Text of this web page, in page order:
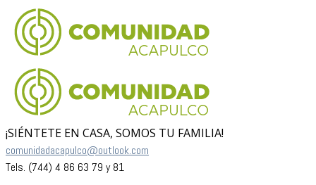
¡SIÉNTETE EN CASA, SOMOS TU FAMILIA!
comunidadacapulco@outlook.com
Tels. (744) 4 86 63 79 y 81